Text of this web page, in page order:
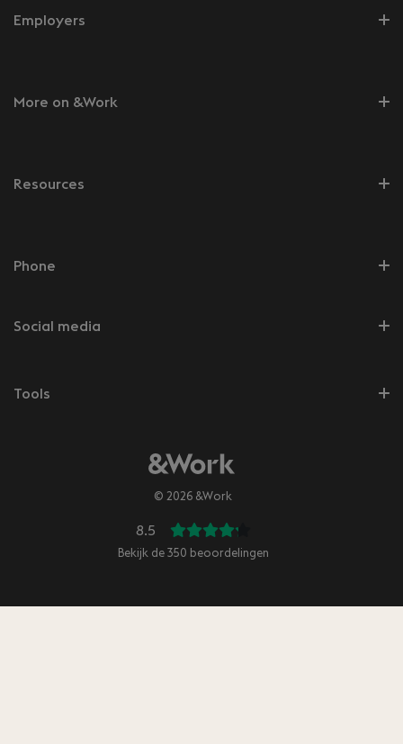
Employers
More on &Work
Resources
Phone
Social media
Tools
© 2026 &Work
8.5
Bekijk de 350 beoordelingen